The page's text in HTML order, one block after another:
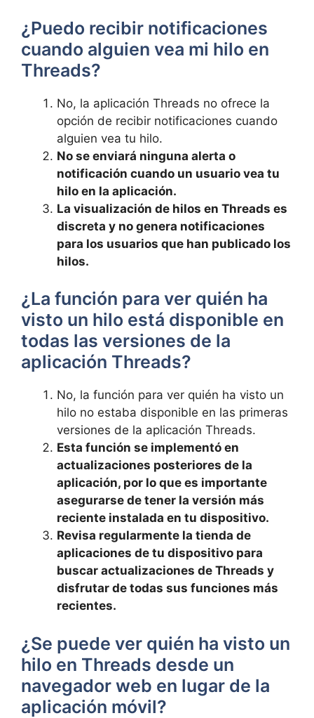
¿Puedo recibir ​notificaciones
cuando alguien vea mi hilo en
Threads?
No, la aplicación Threads no ofrece la
opción de recibir notificaciones cuando
alguien vea tu ‍hilo.
No se enviará ninguna alerta o
notificación cuando un​ usuario vea tu
hilo en la aplicación.
La visualización de hilos en Threads es⁣
discreta y ⁣no genera notificaciones
para los usuarios que han⁣ publicado los
hilos.
¿La función para ver​ quién ha
visto un hilo está disponible en
todas las versiones de la
aplicación Threads?
No,‍ la función para ver quién ha visto un
hilo no estaba ⁢disponible en las⁢ primeras
versiones de la aplicación Threads.
Esta función se implementó en
actualizaciones posteriores⁤ de la⁤
aplicación, por lo que es importante
asegurarse de tener la versión más
reciente instalada en tu dispositivo.
Revisa ⁢regularmente la tienda de
aplicaciones de tu dispositivo para
buscar actualizaciones de Threads y
disfrutar ‍de todas sus⁤ funciones más
recientes.
¿Se puede ver quién ha visto un
hilo en Threads desde un
navegador web en lugar de la
aplicación móvil?